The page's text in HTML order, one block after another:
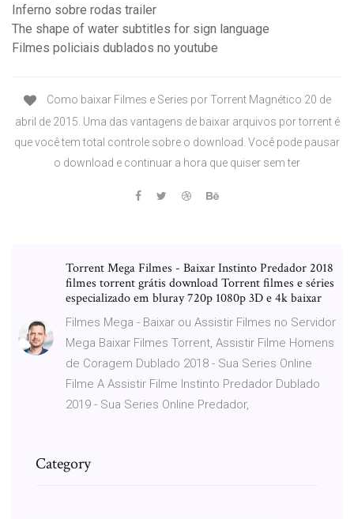
Inferno sobre rodas trailer
The shape of water subtitles for sign language
Filmes policiais dublados no youtube
Como baixar Filmes e Series por Torrent Magnético 20 de
abril de 2015. Uma das vantagens de baixar arquivos por torrent é
que você tem total controle sobre o download. Você pode pausar
o download e continuar a hora que quiser sem ter
Torrent Mega Filmes - Baixar Instinto Predador 2018
filmes torrent grátis download Torrent filmes e séries
especializado em bluray 720p 1080p 3D e 4k baixar
Filmes Mega - Baixar ou Assistir Filmes no Servidor
Mega Baixar Filmes Torrent, Assistir Filme Homens
de Coragem Dublado 2018 - Sua Series Online
Filme A Assistir Filme Instinto Predador Dublado
2019 - Sua Series Online Predador,
Category